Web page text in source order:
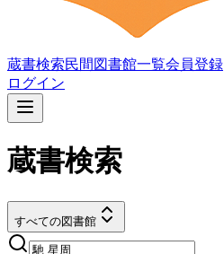
蔵書検索民間図書館一覧会員登録
ログイン
蔵書検索
すべての図書館